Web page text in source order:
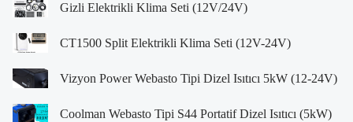
Gizli Elektrikli Klima Seti (12V/24V)
CT1500 Split Elektrikli Klima Seti (12V-24V)
Vizyon Power Webasto Tipi Dizel Isıtıcı 5kW (12-24V)
Coolman Webasto Tipi S44 Portatif Dizel Isıtıcı (5kW)